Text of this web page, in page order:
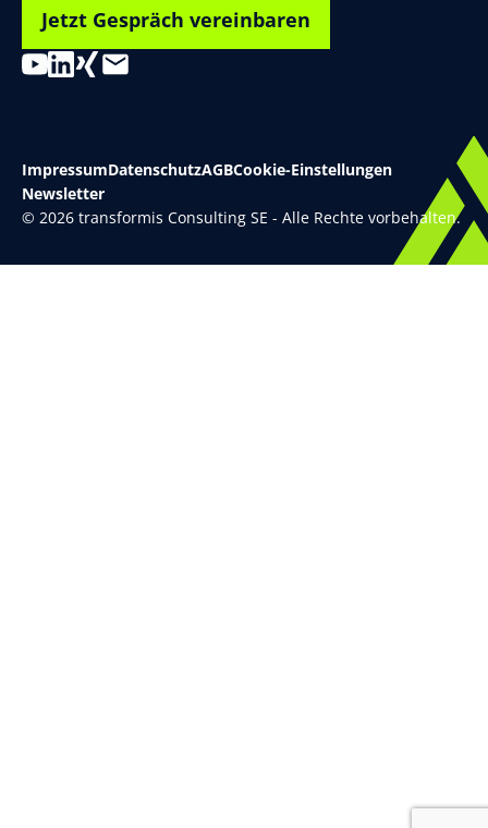
Jetzt Gespräch vereinbaren
ImpressumDatenschutzAGBCookie-Einstellungen
Newsletter
© 2026 transformis Consulting SE - Alle Rechte vorbehalten.